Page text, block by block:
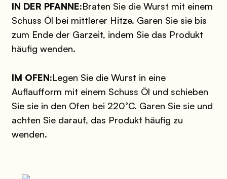
IN DER PFANNE:Braten Sie die Wurst mit einem
Schuss Öl bei mittlerer Hitze. Garen Sie sie bis
zum Ende der Garzeit, indem Sie das Produkt
häufig wenden.
IM OFEN:Legen Sie die Wurst in eine
Auflaufform mit einem Schuss Öl und schieben
Sie sie in den Ofen bei 220°C. Garen Sie sie und
achten Sie darauf, das Produkt häufig zu
wenden.